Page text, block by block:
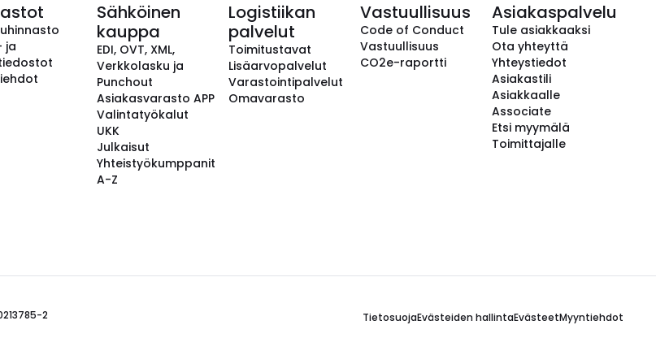
ja
Sähköinen
kauppa
EDI, OVT, XML,
Verkkolasku ja
Punchout
Asiakasvarasto APP
Valintatyökalut
UKK
Julkaisut
Yhteistyökumppanit
A-Z
Logistiikan
palvelut
Toimitustavat
Lisäarvopalvelut
Varastointipalvelut
Omavarasto
Vastuullisuus
Code of Conduct
Vastuullisuus
CO2e-raportti
Asiakaspalvelu
Tule asiakkaaksi
Ota yhteyttä
Yhteystiedot
Asiakastili
Asiakkaalle
Associate
Etsi myymälä
Toimittajalle
2 TietosuojaEvästeiden hallintaEvästeetMyyntiehdot